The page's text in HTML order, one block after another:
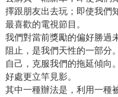
擇跟朋友出去玩；即使我們
最喜歡的電視節目。
我們對當前獎勵的偏好勝過
阻止，是我們天性的一部分
自己，克服我們的拖延傾向
好處更立竿見影。
其中一種辦法是，利用一種